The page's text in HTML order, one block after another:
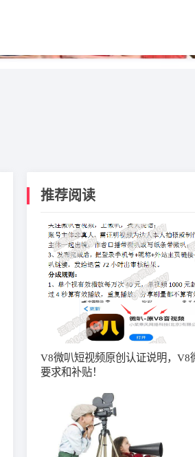
推荐阅读
V8微叭短视频原创认证说明，V8
要求和补贴！